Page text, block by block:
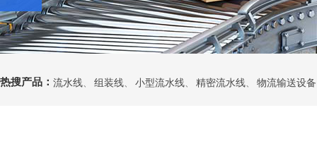
热搜产品： 流水线、 组装线、 小型流水线、 精密流水线、 物流输送设备